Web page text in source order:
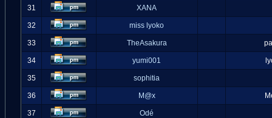
31 XANA
32 miss lyoko
33 TheAsakura
34 yumi001
35 sophitia
36 M@x
37 Odé